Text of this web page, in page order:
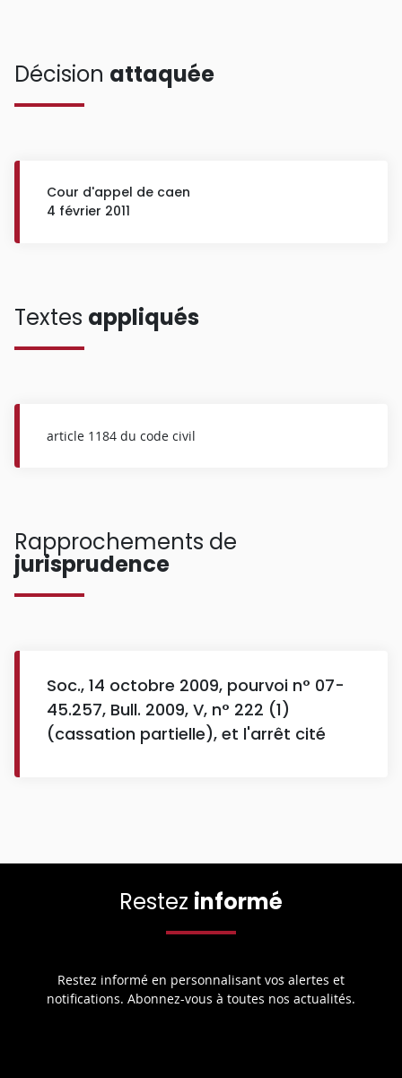
Décision attaquée
Cour d'appel de caen
4 février 2011
Textes appliqués
article 1184 du code civil
Rapprochements de
jurisprudence
Soc., 14 octobre 2009, pourvoi n° 07-
45.257, Bull. 2009, V, n° 222 (1)
(cassation partielle), et l'arrêt cité
Restez informé
Restez informé en personnalisant vos alertes et
notifications. Abonnez-vous à toutes nos actualités.